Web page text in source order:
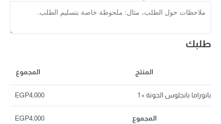
طلبك
المنتج المجموع
بانوراما بانجلوس الجونة × 1
EGP4,000
المجموع EGP4,000